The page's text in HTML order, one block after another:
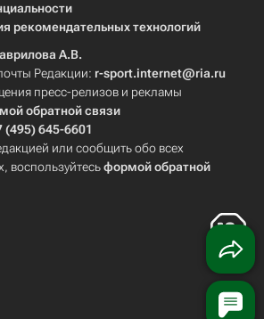
рекомендательных технологий
А.В.
Редакции: r-sport.internet@ria.ru
пресс-релизов и рекламы
обратной связи
(495) 645-6601
или сообщить обо всех
воспользуйтесьформой обратной